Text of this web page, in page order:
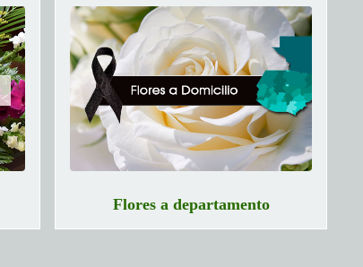
Flores a departamento